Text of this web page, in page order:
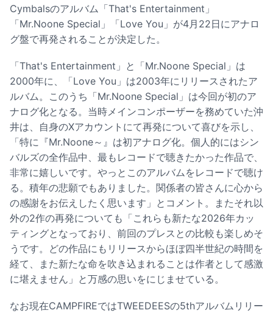
Cymbalsのアルバム「That's Entertainment」
「Mr.Noone Special」「Love You」が4月22日にアナロ
グ盤で再発されることが決定した。
「That's Entertainment」と「Mr.Noone Special」は
2000年に、「Love You」は2003年にリリースされたア
ルバム。このうち「Mr.Noone Special」は今回が初のア
ナログ化となる。当時メインコンポーザーを務めていた沖
井は、自身のXアカウントにて再発について喜びを示し、
「特に『Mr.Noone～』は初アナログ化。個人的にはシン
バルズの全作品中、最もレコードで聴きたかった作品で、
非常に嬉しいです。やっとこのアルバムをレコードで聴け
る。積年の悲願でもありました。関係者の皆さんに心から
の感謝をお伝えしたく思います」とコメント。またそれ以
外の2作の再発についても「これらも新たな2026年カッ
ティングとなっており、前回のプレスとの比較も楽しめそ
うです。どの作品にもリリースからほぼ四半世紀の時間を
経て、また新たな命を吹き込まれることは作者として感激
に堪えません」と万感の思いをにじませている。
なお現在CAMPFIREではTWEEDEESの5thアルバムリリー